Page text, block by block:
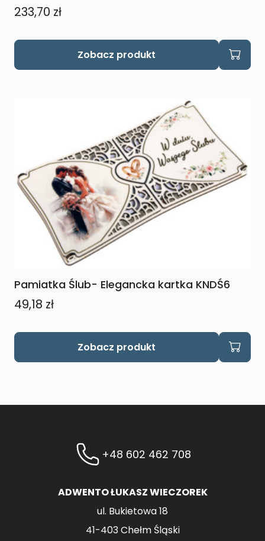
233,70 zł
Zobacz produkt
Pamiatka Ślub- Elegancka kartka KNDŚ6
49,18 zł
Zobacz produkt
+48 602 462 708
ADWENTO ŁUKASZ WIECZOREK
ul. Bukietowa 18
41-403 Chełm Śląski